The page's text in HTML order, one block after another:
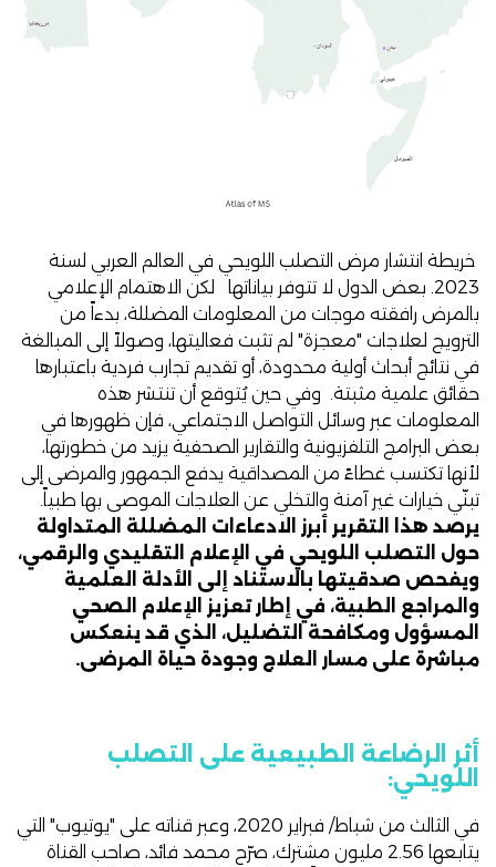
خريطة انتشار مرض التصلب اللويحي في العالم العربي لسنة
2023. بعض الدول لا تتوفر بياناتها لكن الاهتمام الإعلامي
بالمرض رافقته موجات من المعلومات المضللة، بدءاً من
الترويج لعلاجات "معجزة" لم تثبت فعاليتها، وصولاً إلى المبالغة
في نتائج أبحاث أولية محدودة، أو تقديم تجارب فردية باعتبارها
حقائق علمية مثبتة. وفي حين يُتوقع أن تنتشر هذه
المعلومات عبر وسائل التواصل الاجتماعي، فإن ظهورها في
بعض البرامج التلفزيونية والتقارير الصحفية يزيد من خطورتها،
لأنها تكتسب غطاءً من المصداقية يدفع الجمهور والمرضى إلى
تبنّي خيارات غير آمنة والتخلي عن العلاجات الموصى بها طبياً.
يرصد هذا التقرير أبرز الادعاءات المضللة المتداولة
حول التصلب اللويحي في الإعلام التقليدي والرقمي،
ويفحص صدقيتها بالاستناد إلى الأدلة العلمية
والمراجع الطبية، في إطار تعزيز الإعلام الصحي
المسؤول ومكافحة التضليل، الذي قد ينعكس
مباشرة على مسار العلاج وجودة حياة المرضى.
أثر الرضاعة الطبيعية على التصلب
اللويحي:
في الثالث من شباط/ فبراير 2020، وعبر قناته على "يوتيوب" التي
يتابعها 2.56 مليون مشترك،
صرّح محمد فائد، صاحب القناة